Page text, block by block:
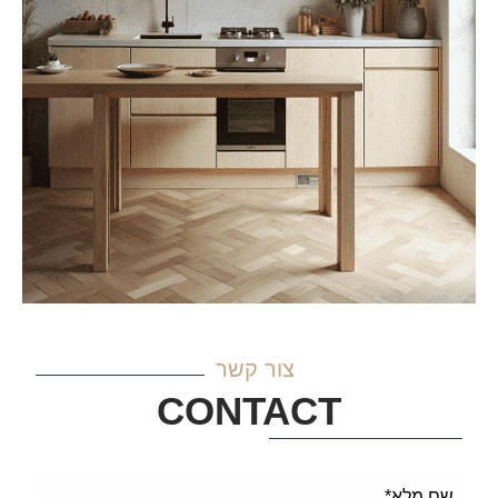
צור קשר
CONTACT